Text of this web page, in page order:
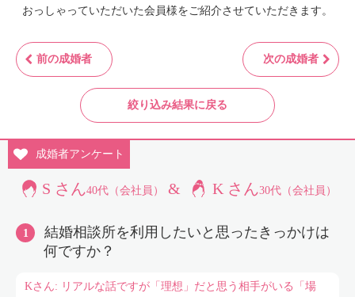
おっしゃっていただいた会員様をご紹介させていただきます。
前の成婚者 次の成婚者
絞り込み結果に戻る
成婚者アンケート
S さん40代（会社員） & K さん30代（会社員）
結婚相談所を利用したいと思ったきっかけは
何ですか？
Kさん: リアルな話ですが「理想」だと思う相手がいる「場